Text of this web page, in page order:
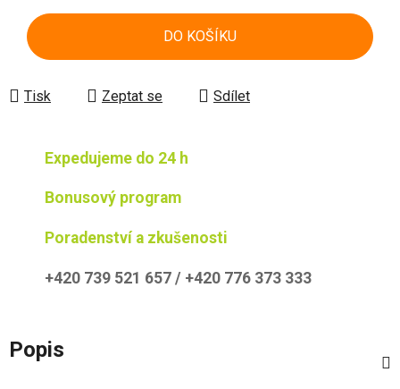
DO KOŠÍKU
Tisk Zeptat se Sdílet
Expedujeme do 24 h
Bonusový program
Poradenství a zkušenosti
+420 739 521 657 / +420 776 373 333
Popis